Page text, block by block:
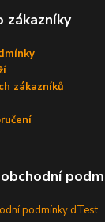
zákazníky
zákazníků